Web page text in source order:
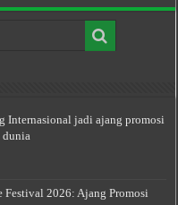
Internasional jadi ajang promosi
dunia
2026: Ajang Promosi